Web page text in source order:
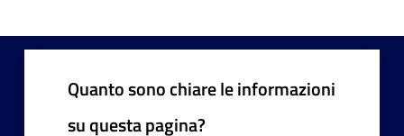
Quanto sono chiare le informazioni
su questa pagina?